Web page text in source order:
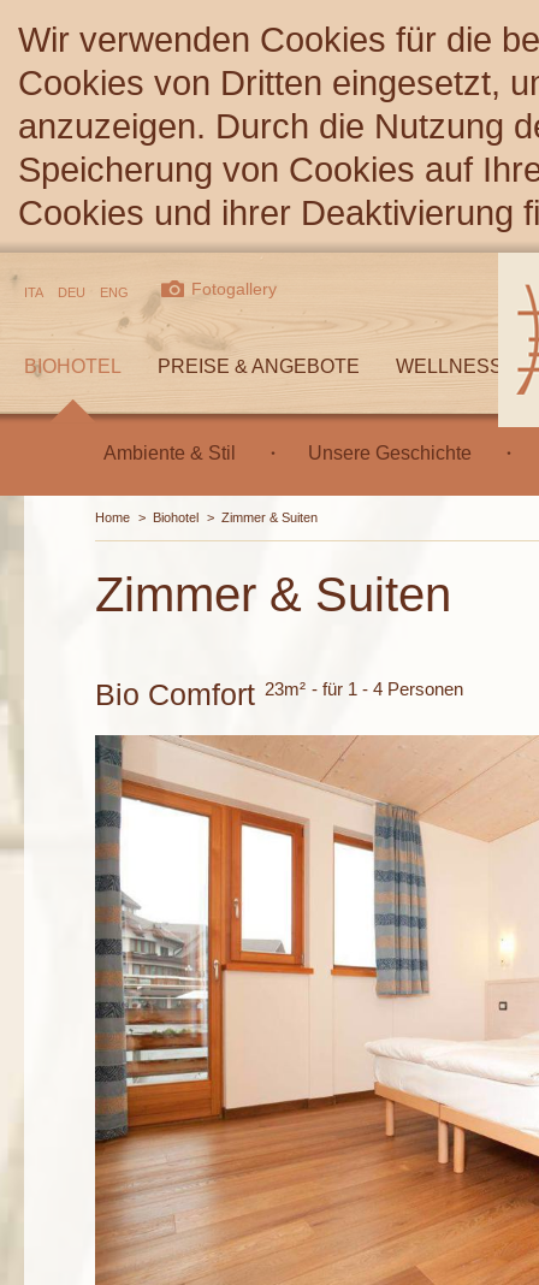
Wir verwenden Cookies für die
Cookies von Dritten eingesetzt,
anzuzeigen. Durch die Nutzung
Speicherung von Cookies auf
Cookies und ihrer Deaktivierung
BIOHOTEL PREISE & ANGEBOTE WELLNESS
Ambiente & Stil Unsere Geschichte
ITA DEU ENG Fotogallery
Zimmer & Suiten
Bio Comfort 23m² - für 1 - 4 Personen
Home > Biohotel > Zimmer & Suiten